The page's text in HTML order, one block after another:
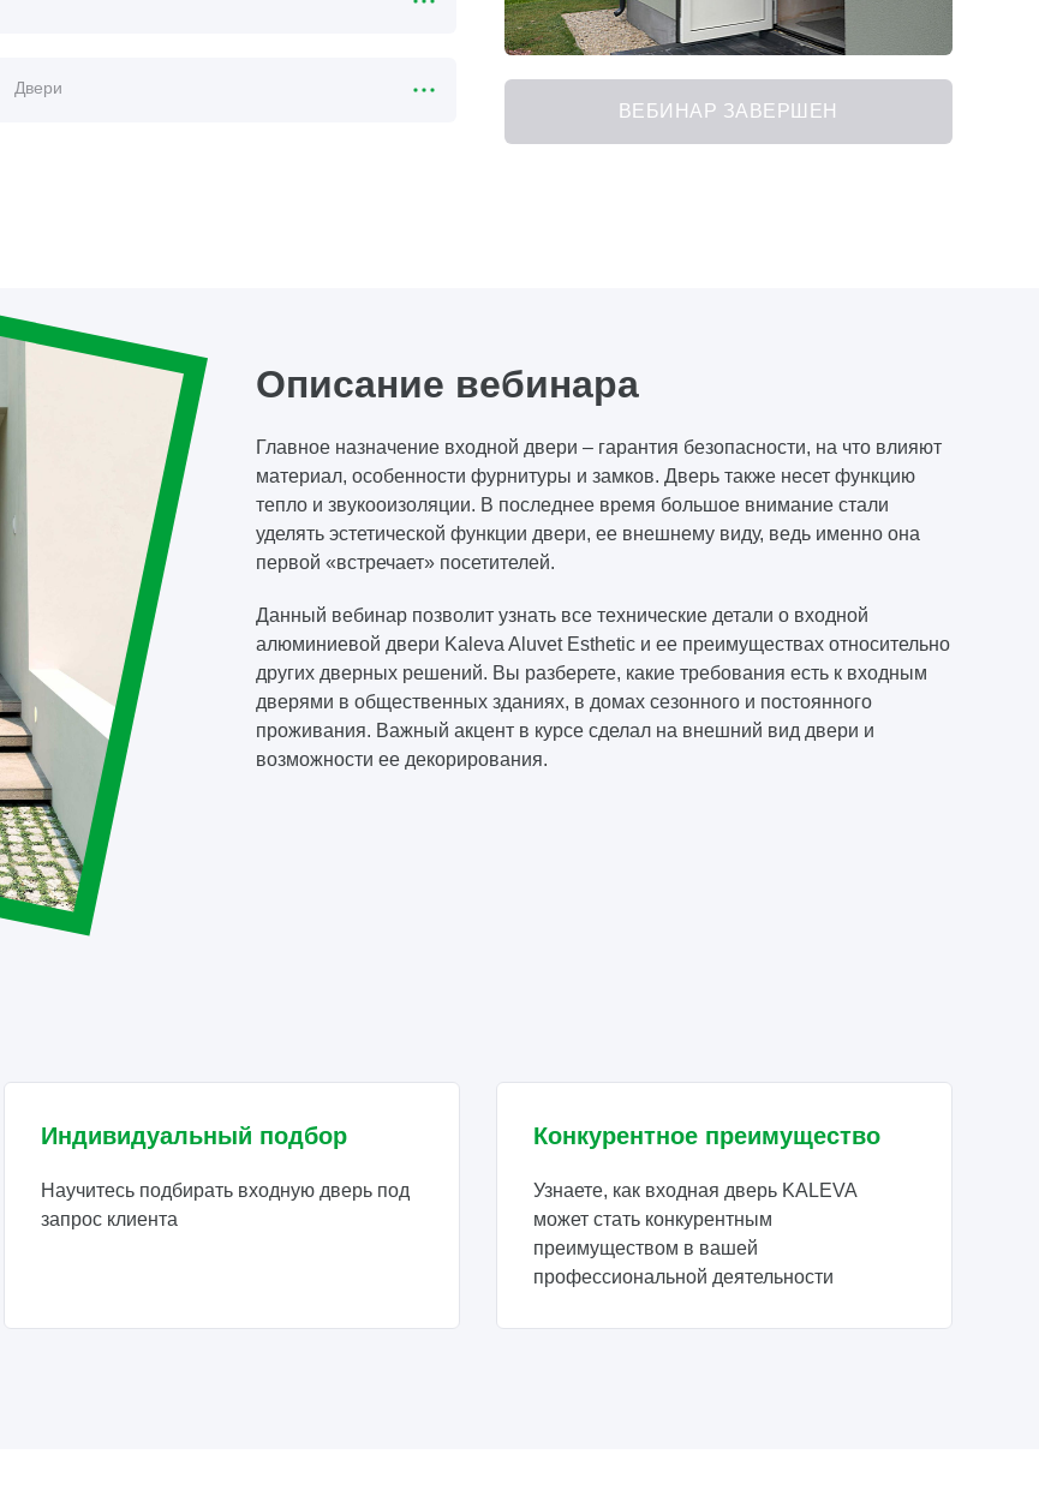
Двери
ВЕБИНАР ЗАВЕРШЕН
Описание вебинара
Главное назначение входной двери – гарантия безопасности, на что влияют
материал, особенности фурнитуры и замков. Дверь также несет функцию
тепло и звукооизоляции. В последнее время большое внимание стали
уделять эстетической функции двери, ее внешнему виду, ведь именно она
первой «встречает» посетителей.
Данный вебинар позволит узнать все технические детали о входной
алюминиевой двери Kaleva Aluvet Esthetic и ее преимуществах относительно
других дверных решений. Вы разберете, какие требования есть к входным
дверями в общественных зданиях, в домах сезонного и постоянного
проживания. Важный акцент в курсе сделал на внешний вид двери и
возможности ее декорирования.
Индивидуальный подбор
Научитесь подбирать входную дверь под
запрос клиента
Конкурентное преимущество
Узнаете, как входная дверь KALEVA
может стать конкурентным
преимуществом в вашей
профессиональной деятельности